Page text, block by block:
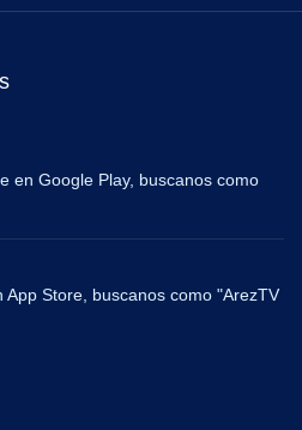
en Google Play, buscanos como
App Store, buscanos como "ArezTV